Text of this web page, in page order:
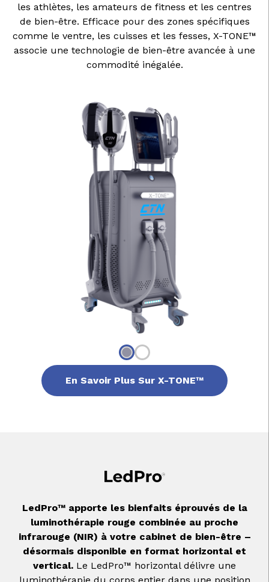
les athlètes, les amateurs de fitness et les centres
de bien-être. Efficace pour des zones spécifiques
comme le ventre, les cuisses et les fesses, X-TONE™
associe une technologie de bien-être avancée à une
commodité inégalée.
En Savoir Plus Sur X-TONE™
LedPro™ apporte les bienfaits éprouvés de la
luminothérapie rouge combinée au proche
infrarouge (NIR) à votre cabinet de bien-être –
désormais disponible en format horizontal et
vertical. Le LedPro™ horizontal délivre une